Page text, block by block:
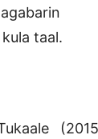
kula taal.